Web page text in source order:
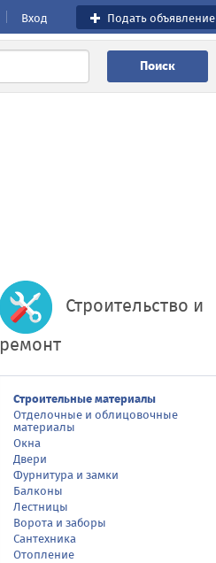
Вход Подать объявление
Поиск
Строительство и
ремонт
Строительные материалы
Отделочные и облицовочные
материалы
Окна
Двери
Фурнитура и замки
Балконы
Лестницы
Ворота и заборы
Сантехника
Отопление